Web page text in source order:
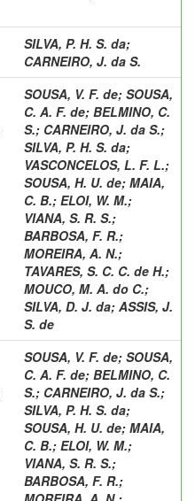
SILVA, P. H. S. da;
CARNEIRO, J. da S.
SOUSA, V. F. de; SOUSA,
C. A. F. de; BELMINO, C.
S.; CARNEIRO, J. da S.;
SILVA, P. H. S. da;
VASCONCELOS, L. F. L.;
SOUSA, H. U. de; MAIA,
C. B.; ELOI, W. M.;
VIANA, S. R. S.;
BARBOSA, F. R.;
MOREIRA, A. N.;
TAVARES, S. C. C. de H.;
MOUCO, M. A. do C.;
SILVA, D. J. da; ASSIS, J.
S. de
SOUSA, V. F. de; SOUSA,
C. A. F. de; BELMINO, C.
S.; CARNEIRO, J. da S.;
SILVA, P. H. S. da;
SOUSA, H. U. de; MAIA,
C. B.; ELOI, W. M.;
VIANA, S. R. S.;
BARBOSA, F. R.;